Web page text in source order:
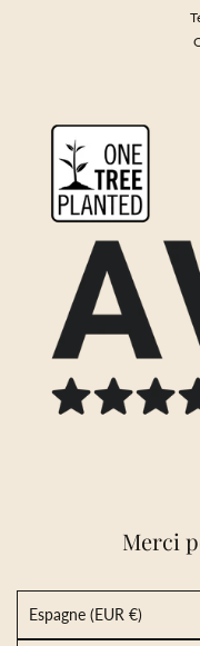
Merci
Espagne (EUR €)